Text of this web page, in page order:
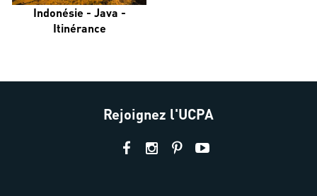
Indonésie - Java -
Itinérance
Rejoignez l'UCPA